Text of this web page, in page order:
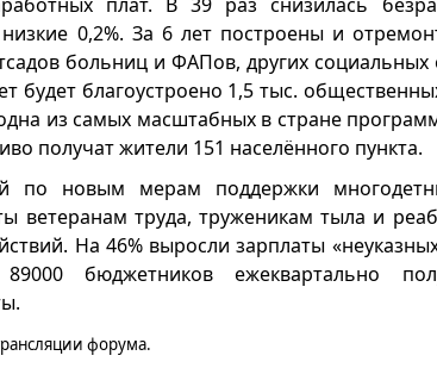
низкие 0,2%. За 6 лет построены и
больниц и ФАПов, других социальных
будет благоустроено 1,5 тыс.
из самых масштабных в стране
получат жители 151 населённого пункта.
по новым мерам поддержки
ветеранам труда, труженикам тыла и
На 46% выросли зарплаты
бюджетников ежеквартально
форума.